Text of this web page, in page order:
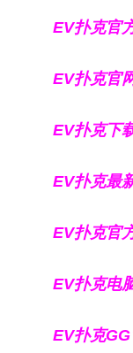
EV扑克官
EV扑克官
EV扑克下
EV扑克最
EV扑克官
EV扑克电
EV扑克GG